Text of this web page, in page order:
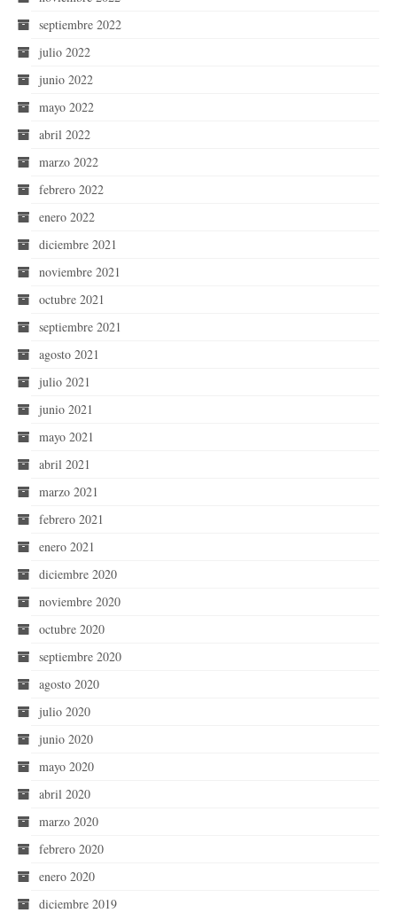
septiembre 2022
julio 2022
junio 2022
mayo 2022
abril 2022
marzo 2022
febrero 2022
enero 2022
diciembre 2021
noviembre 2021
octubre 2021
septiembre 2021
agosto 2021
julio 2021
junio 2021
mayo 2021
abril 2021
marzo 2021
febrero 2021
enero 2021
diciembre 2020
noviembre 2020
octubre 2020
septiembre 2020
agosto 2020
julio 2020
junio 2020
mayo 2020
abril 2020
marzo 2020
febrero 2020
enero 2020
diciembre 2019